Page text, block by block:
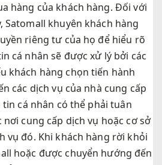
hàng của khách hàng. Đối với
Satomall khuyên khách hàng
riêng tư của họ để hiểu rõ
cá nhân sẽ được xử lý bởi các
khách hàng chọn tiến hành
các dịch vụ của nhà cung cấp
cá nhân có thể phải tuân
cung cấp dịch vụ hoặc cơ sở
vụ đó. Khi khách hàng rời khỏi
hoặc được chuyển hướng đến